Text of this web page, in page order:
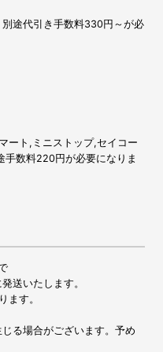
途代引き手数料330円～が必
ート,ミニストップ,セイコー
手数料220円が必要になりま
送いたします。
ます。
る場合がございます。予め